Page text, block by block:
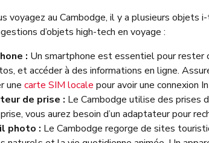
voyagez au Cambodge, il y a plusieurs objets
d’objets high-tech en voyage :
: Un smartphone est essentiel pour rester
et accéder à des informations en ligne.
une carte SIM locale pour avoir une connexion
de prise : Le Cambodge utilise des prises
vous aurez besoin d’un adaptateur pour
photo : Le Cambodge regorge de sites